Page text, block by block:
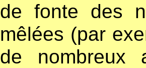
de fonte des
mêlées (par
de nombreux